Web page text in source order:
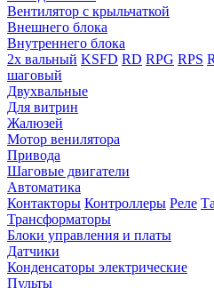
Вентилятор с крыльчаткой
Внешнего блока
Внутреннего блока
2х вальный KSFD RD RPG RPS
шаговый
Двухвальные
Для витрин
Жалюзей
Мотор венилятора
Привода
Шаговые двигатели
Автоматика
Контакторы Контроллеры Реле
Трансформаторы
Блоки управления и платы
Датчики
Конденсаторы электрические
Пульты